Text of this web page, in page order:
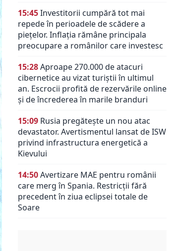
15:45Investitorii cumpără tot mai
repede în perioadele de scădere a
piețelor. Inflația rămâne principala
preocupare a românilor care investesc
15:28Aproape 270.000 de atacuri
cibernetice au vizat turiștii în ultimul
an. Escrocii profită de rezervările online
și de încrederea în marile branduri
15:09 Rusia pregătește un nou atac
devastator. Avertismentul lansat de ISW
privind infrastructura energetică a
Kievului
14:50Avertizare MAE pentru românii
care merg în Spania. Restricții fără
precedent în ziua eclipsei totale de
Soare